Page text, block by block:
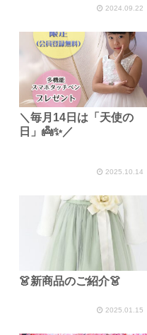
2024.09.22
＼毎月14日は「天使の
日」👼✨／
2025.10.14
👗新商品のご紹介👗
2025.01.15